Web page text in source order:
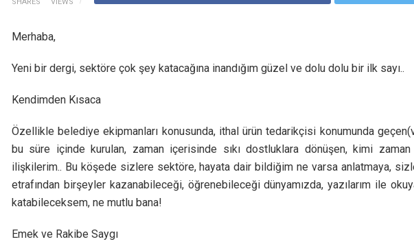
Merhaba,
Yeni bir dergi, sektöre çok şey katacağına inandığım güzel ve dolu dolu bir ilk sayı..
Kendimden Kısaca
Özellikle belediye ekipmanları konusunda, ithal ürün tedarikçisi konumunda
bu süre içinde kurulan, zaman içerisinde sıkı dostluklara dönüşen, kimi
ilişkilerim.. Bu köşede sizlere sektöre, hayata dair bildiğim ne varsa anlatmaya,
etrafından birşeyler kazanabileceği, öğrenebileceği dünyamızda, yazılarım ile
katabileceksem, ne mutlu bana!
Emek ve Rakibe Saygı